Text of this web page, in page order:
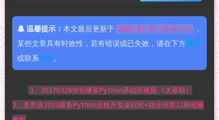
温馨提示： 本文最后更新于 2025-07-02 16:47:56
，
某些文章具有时效性，若有错误或已失效，请在下方留言
或联系站长。
1、20170328传智播客Python基础班视频 (太基础）
2、老男孩2020最新Python全栈开发基础班+就业班第22期视频